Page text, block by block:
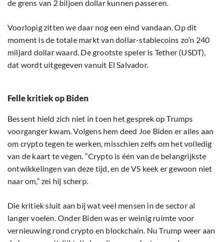
de grens van 2 biljoen dollar kunnen passeren.
Voorlopig zitten we daar nog een eind vandaan. Op dit
moment is de totale markt van dollar-stablecoins zo’n 240
miljard dollar waard. De grootste speler is Tether (USDT),
dat wordt uitgegeven vanuit El Salvador.
Felle kritiek op Biden
Bessent hield zich niet in toen het gesprek op Trumps
voorganger kwam. Volgens hem deed Joe Biden er alles aan
om crypto tegen te werken, misschien zelfs om het volledig
van de kaart te vegen. “Crypto is één van de belangrijkste
ontwikkelingen van deze tijd, en de VS keek er gewoon niet
naar om,” zei hij scherp.
Die kritiek sluit aan bij wat veel mensen in de sector al
langer voelen. Onder Biden was er weinig ruimte voor
vernieuwing rond crypto en blockchain. Nu Trump weer aan